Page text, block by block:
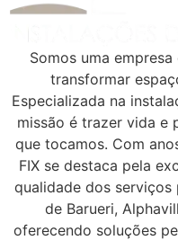
Somos uma
transformar
Especializada na
missão é trazer vida e
que tocamos. Com
FIX se destaca pela
qualidade dos serviços
de Barueri,
oferecendo soluções